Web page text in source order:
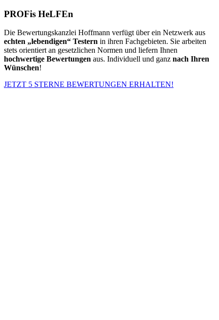
PROFis HeLFEn
Die Bewertungskanzlei Hoffmann verfügt über ein Netzwerk aus
echten „lebendigen“ Testern in ihren Fachgebieten. Sie arbeiten
stets orientiert an gesetzlichen Normen und liefern Ihnen
hochwertige Bewertungen aus. Individuell und ganz nach Ihren
Wünschen!
JETZT 5 STERNE BEWERTUNGEN ERHALTEN!